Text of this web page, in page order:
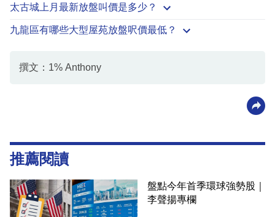
太古城上月最新放盤叫價是多少？
九龍區有哪些大型屋苑放盤呎價最低？
撰文：1% Anthony
推薦閱讀
盤點今年首季環球強勢股｜
李聲揚專欄